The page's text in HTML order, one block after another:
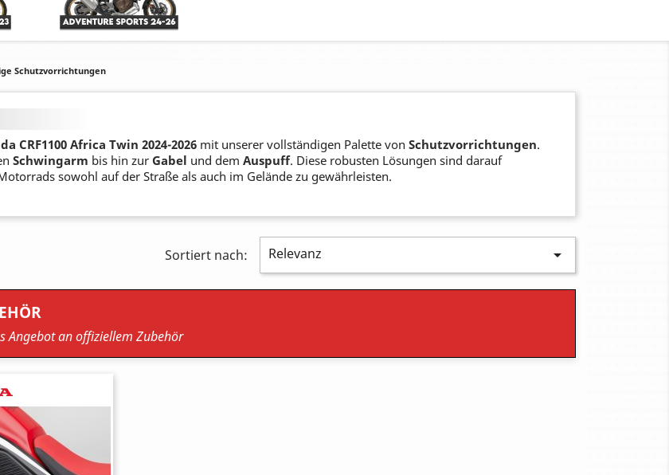
Schutzvorrichtungen
CRF1100 Africa Twin 2024-2026 mit unserer vollständigen Palette von Schutzvorrichtungen.
Schwingarm bis hin zur Gabel und dem Auspuff. Diese robusten Lösungen sind darauf
sowohl auf der Straße als auch im Gelände zu gewährleisten.
Sortiert nach: Relevanz 
Angebot an offiziellem Zubehör